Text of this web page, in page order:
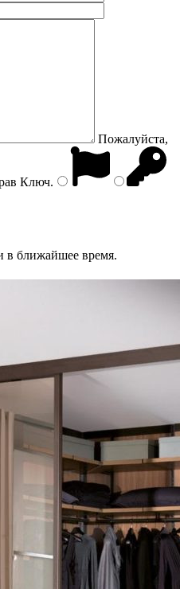
Пожалуйста,
Ключ.
в ближайшее время.